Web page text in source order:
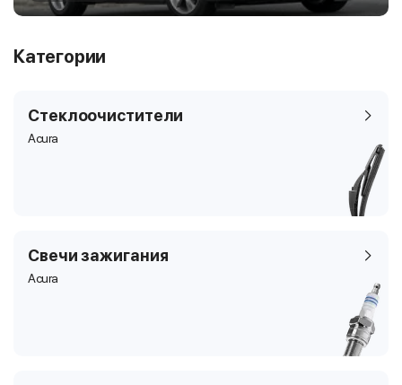
Категории
Стеклоочистители
Acura
Свечи зажигания
Acura